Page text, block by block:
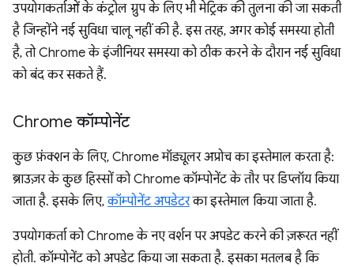
उपयोगकर्ताओं के कंट्रोल ग्रुप के लिए भी मेट्रिक की तुलना की जा सकती
है जिन्होंने नई सुविधा चालू नहीं की है. इस तरह, अगर कोई समस्या होती
है, तो Chrome के इंजीनियर समस्या को ठीक करने के दौरान नई सुविधा
को बंद कर सकते हैं.
Chrome कॉम्पोनेंट
कुछ फ़ंक्शन के लिए, Chrome मॉड्यूलर अप्रोच का इस्तेमाल करता है:
ब्राउज़र के कुछ हिस्सों को Chrome कॉम्पोनेंट के तौर पर डिप्लॉय किया
जाता है. इसके लिए,कॉम्पोनेंट अपडेटरका इस्तेमाल किया जाता है.
उपयोगकर्ता को Chrome के नए वर्शन पर अपडेट करने की ज़रूरत नहीं
होती. कॉम्पोनेंट को अपडेट किया जा सकता है. इसका मतलब है कि